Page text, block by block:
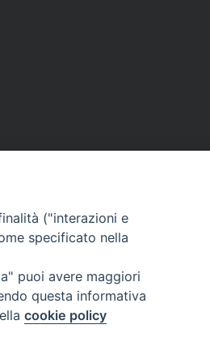
Credits
("interazioni e
specificato nella
puoi avere maggiori
questa informativa
cookie policy